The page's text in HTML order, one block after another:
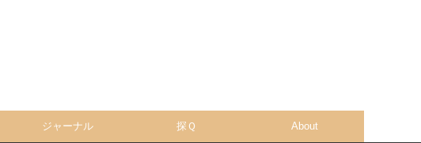
ジャーナル 探Ｑ About